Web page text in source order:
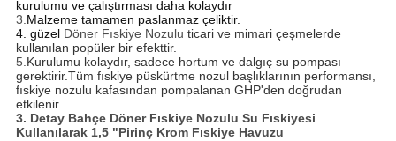
kurulumu ve çalıştırması daha kolaydır
3.Malzeme tamamen paslanmaz çeliktir.
4. güzel Döner Fıskiye Nozulu ticari ve mimari çeşmelerde
kullanılan popüler bir efekttir.
5.Kurulumu kolaydır, sadece hortum ve dalgıç su pompası
gerektirir.Tüm fıskiye püskürtme nozul başlıklarının performansı,
fıskiye nozulu kafasından pompalanan GHP'den doğrudan
etkilenir.
3. Detay Bahçe Döner Fıskiye Nozulu Su Fıskiyesi
Kullanılarak 1,5 "Pirinç Krom Fıskiye Havuzu